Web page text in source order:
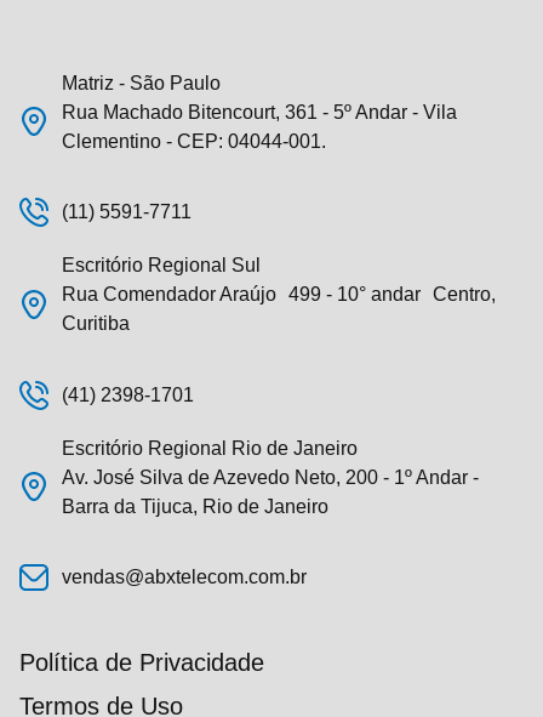
Matriz - São Paulo
Rua Machado Bitencourt, 361 - 5º Andar - Vila
Clementino - CEP: 04044-001.
(11) 5591-7711
Escritório Regional Sul
Rua Comendador Araújo 499 - 10° andar Centro,
Curitiba
(41) 2398-1701
Escritório Regional Rio de Janeiro
Av. José Silva de Azevedo Neto, 200 - 1º Andar -
Barra da Tijuca, Rio de Janeiro
vendas@abxtelecom.com.br
Política de Privacidade
Termos de Uso